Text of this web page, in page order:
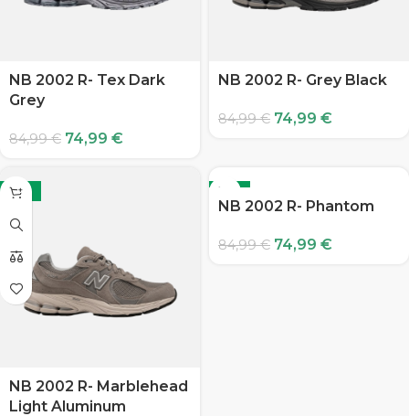
NB 2002 R- Tex Dark
Grey
84,99€ 74,99 €
NB 2002 R- Grey Black
84,99€ 74,99 €
-12%
NB 2002 R- Marblehead
Light Aluminum
-12%
NB 2002 R- Phantom
84,99€ 74,99 €